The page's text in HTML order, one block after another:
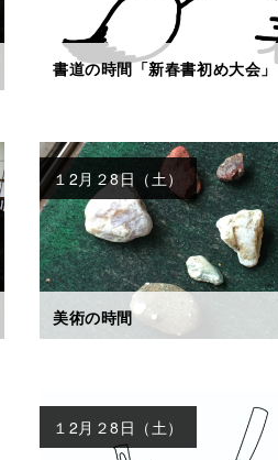
書道の時間「新春書初め大会」
美術の時間
１2月２8日（土）
１2月２8日（土）